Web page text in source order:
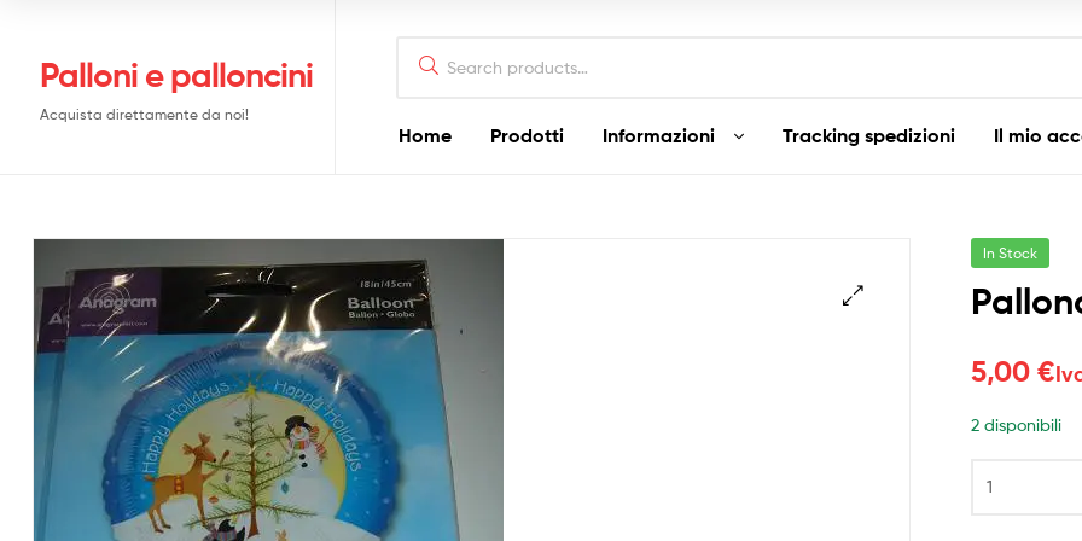
Palloni e palloncini
Acquista direttamente da noi!
for:
Home Prodotti Informazioni Tracking spedizioni Il mio
In Stock
5,00€
2 disponibili
Happy